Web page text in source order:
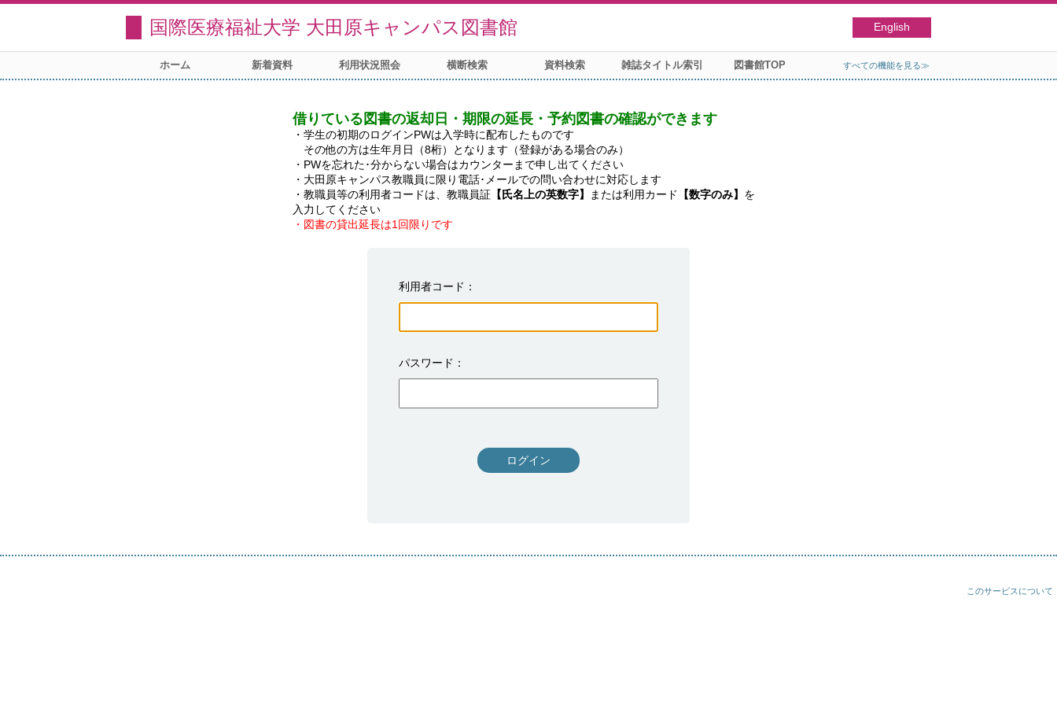
国際医療福祉大学 大田原キャンパス図書館 English
ホーム 新着資料 利用状況照会 横断検索 資料検索 雑誌タイトル索引 図書館TOP すべての機能を見る≫
借りている図書の返却日・期限の延長・予約図書の確認ができます
・学生の初期のログインPWは入学時に配布したものです
その他の方は生年月日（8桁）となります（登録がある場合のみ）
・PWを忘れた･分からない場合はカウンターまで申し出てください
・大田原キャンパス教職員に限り電話･メールでの問い合わせに対応します
・教職員等の利用者コードは、教職員証 【氏名上の英数字】 または利用カード 【数字のみ】 を
・図書の貸出延長は1回限りです
利用者コード
パスワード
ログイン
このサービスについて